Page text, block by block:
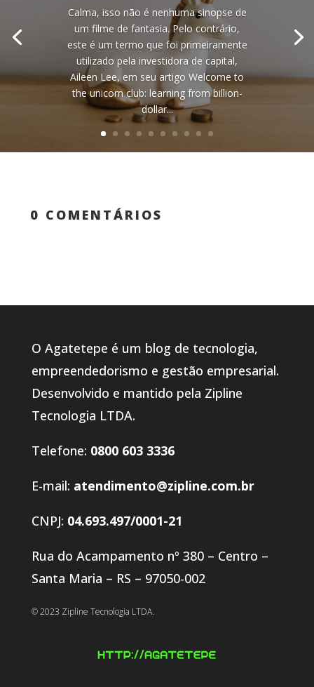
Calma, isso não é nenhuma sinopse de
um filme de fantasia. Pelo contrário,
este é um termo que foi primeiramente
utilizado pela investidora de capital,
Aileen Lee, em seu artigo Welcome to
the unicorn club: learning from billion-
dollar...
0 COMENTÁRIOS
O Agatetepe é um blog de tecnologia,
empreendedorismo e gestão empresarial.
Desenvolvido e mantido pela Zipline
Tecnologia LTDA.
Telefone: 0800 603 3336
E-mail: atendimento@zipline.com.br
CNPJ: 04.693.497/0001-21
Rua do Acampamento nº 380 – Centro –
Santa Maria – RS – 97050-002
© 2023 Zipline Tecnologia LTDA.